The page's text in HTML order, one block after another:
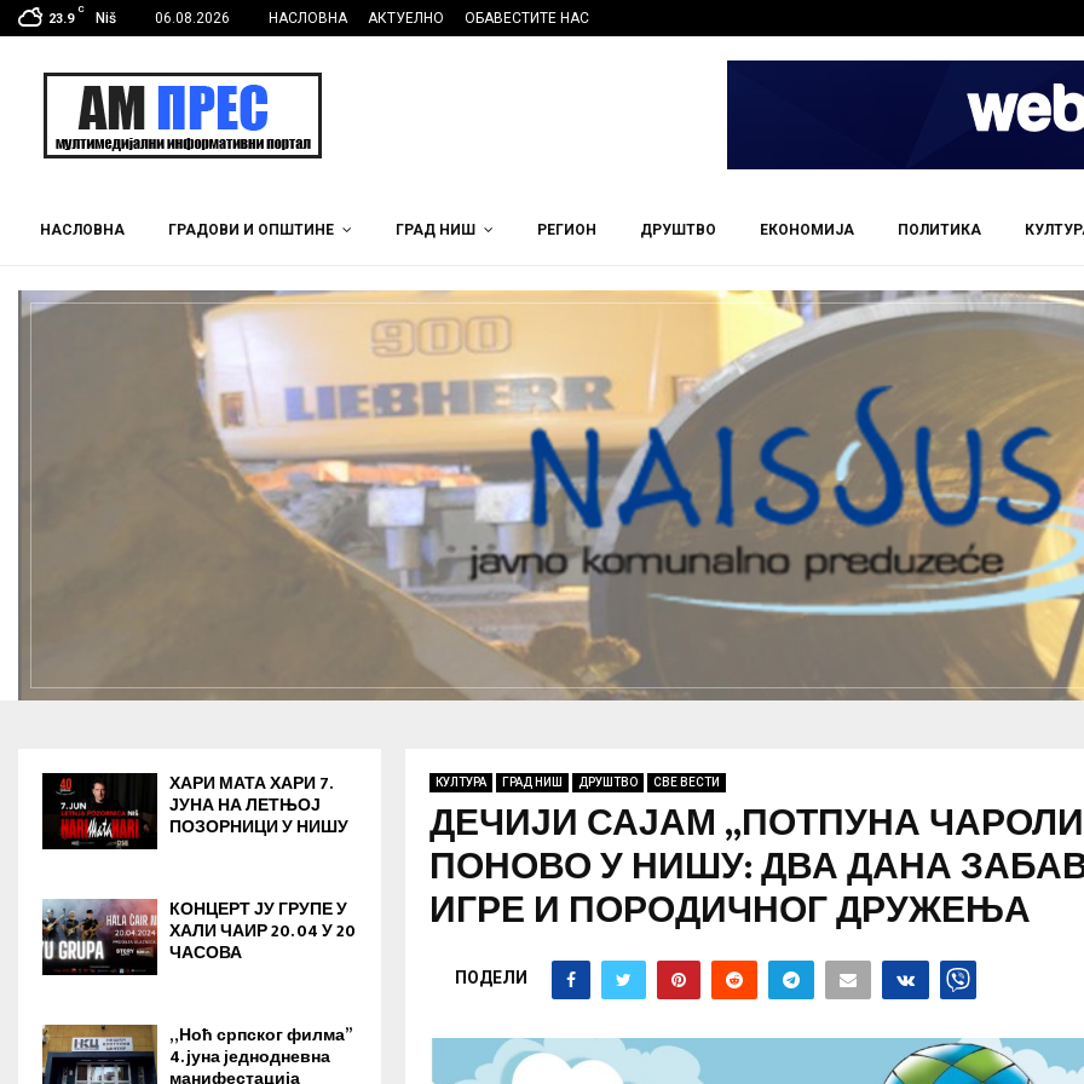
23.9
C
Niš 06.08.2026 НАСЛОВНА АКТУЕЛНО ОБАВЕСТИТЕ НАС
НАСЛОВНА ГРАДОВИ И ОПШТИНЕ ГРАД НИШ РЕГИОН ДРУШТВО ЕКОНОМИЈА ПОЛИТИКА
КУЛТУРА ГРАД НИШ ДРУШТВО СВЕ ВЕСТИ
ДЕЧИЈИ САЈАМ „ПОТПУНА
ПОНОВО У НИШУ: ДВА ДАНА
ИГРЕ И ПОРОДИЧНОГ ДРУЖЕЊА
ПОДЕЛИ
ХАРИ МАТА ХАРИ 7.
ЈУНА НА ЛЕТЊОЈ
ПОЗОРНИЦИ У НИШУ
КОНЦЕРТ ЈУ ГРУПЕ У
ХАЛИ ЧАИР 20. 04 У 20
ЧАСОВА
„Ноћ српског филма”
4. јуна jеднодневна